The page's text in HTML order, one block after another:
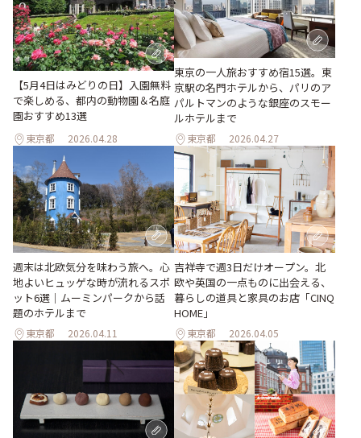
【5月4日はみどりの日】入園無料
で楽しめる、都内の動物園＆名庭
園おすすめ13選
東京都 2026.04.28
東京の一人旅おすすめ宿15選。東
京駅の名門ホテルから、パリのア
パルトマンのような銀座のスモー
ルホテルまで
東京都 2026.04.27
週末は北欧気分を味わう旅へ。心
地よいヒュッゲな時が流れるスポ
ット6選｜ムーミンパークから話
題のホテルまで
東京都 2026.04.11
吉祥寺で週3日だけオープン。北
欧や英国の一点ものに出会える、
暮らしの道具と家具のお店「CINQ
HOME」
東京都 2026.04.05